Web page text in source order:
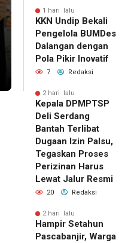
1 hari lalu
KKN Undip Bekali
Pengelola BUMDes
Dalangan dengan
Pola Pikir Inovatif
7 Redaksi
2 hari lalu
Kepala DPMPTSP
Deli Serdang
Bantah Terlibat
Dugaan Izin Palsu,
Tegaskan Proses
Perizinan Harus
Lewat Jalur Resmi
20 Redaksi
2 hari lalu
Hampir Setahun
Pascabanjir, Warga